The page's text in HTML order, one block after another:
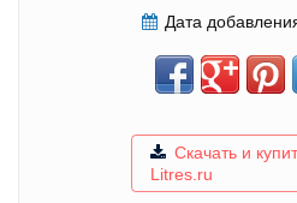
Дата
Скачать и
Litres.ru